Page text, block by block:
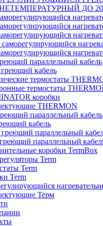
ДО
параллельный кабель
кабель
термостаты
термостаты
коробки
THERMON
параллельный кабель
кабель
параллельный
параллельный
коробки TermBox
Term
Term
Term
Терм